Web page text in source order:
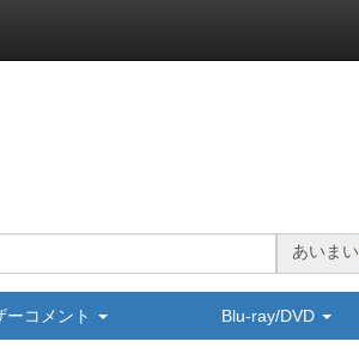
あいまい
ーコメント Blu-ray/DVD